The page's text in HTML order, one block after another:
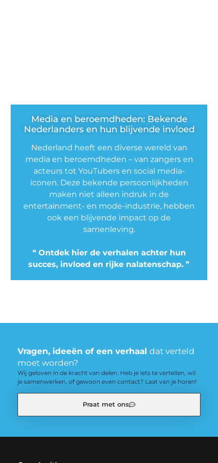
Media en beroemdheden: Bekende
Nederlanders en hun blijvende invloed
Nederland heeft een diverse wereld van
media en beroemdheden – van zangers en
acteurs tot YouTubers en social media-
iconen. Deze bekende persoonlijkheden
maken niet alleen indruk in de
entertainment- en mode-industrie, hebben
ook een blijvende impact op de
samenleving.
❝ Ontdek hier de verhalen achter hun
succes, invloed en rijke nalatenschap. ❞
Vragen, ideeën of een verhaal dat verteld
moet worden?
Wij geloven in de kracht van delen. Heb je iets te vertellen, wil
je samenwerken, of gewoon even contact? Laat van je horen!
Praat met ons